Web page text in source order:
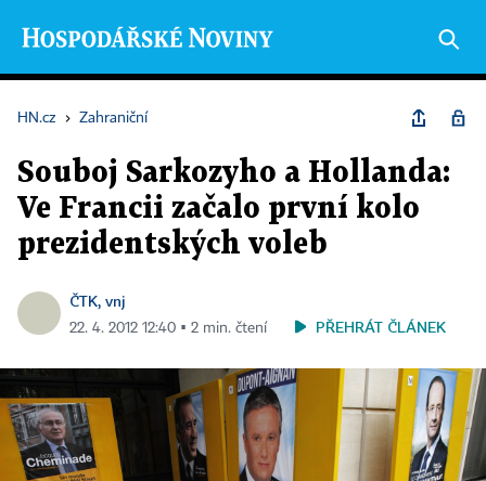
HN.cz › Zahraniční
Souboj Sarkozyho a Hollanda:
Ve Francii začalo první kolo
prezidentských voleb
ČTK, vnj
22. 4. 2012 12:40 ▪ 2 min. čtení PŘEHRÁT ČLÁNEK